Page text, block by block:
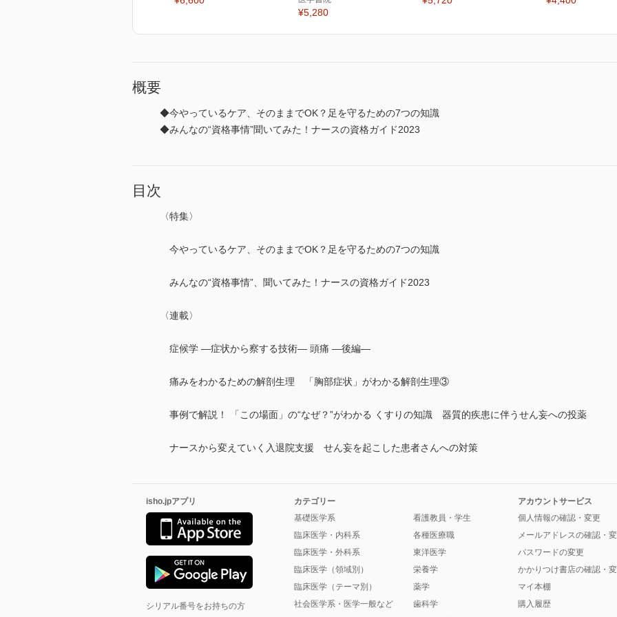
¥5,280
概要
◆今やっているケア、そのままでOK？足を守るための7つの知識
◆みんなの“資格事情”聞いてみた！ナースの資格ガイド2023
目次
〈特集〉
今やっているケア、そのままでOK？足を守るための7つの知識
みんなの“資格事情”、聞いてみた！ナースの資格ガイド2023
〈連載〉
症候学 ―症状から察する技術― 頭痛 ―後編―
痛みをわかるための解剖生理 「胸部症状」がわかる解剖生理③
事例で解説！ 「この場面」の“なぜ？”がわかる くすりの知識 器質的疾患に伴うせん妄への投薬
ナースから変えていく入退院支援 せん妄を起こした患者さんへの対策
isho.jpアプリ
シリアル番号をお持ちの方
カテゴリー
基礎医学系
臨床医学・内科系
臨床医学・外科系
臨床医学（領域別）
臨床医学（テーマ別）
社会医学系・医学一般など
看護教員・学生
各種医療職
東洋医学
栄養学
薬学
歯科学
アカウントサービス
個人情報の確認・変更
メールアドレスの確認・
パスワードの変更
かかりつけ書店の確認・
マイ本棚
購入履歴